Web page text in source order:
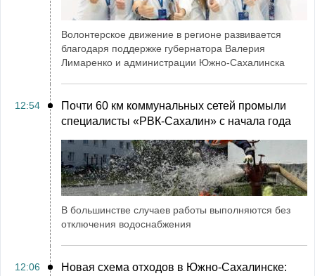
Волонтерское движение в регионе развивается
благодаря поддержке губернатора Валерия
Лимаренко и администрации Южно-Сахалинска
12:54
Почти 60 км коммунальных сетей промыли
специалисты «РВК‑Сахалин» с начала года
В большинстве случаев работы выполняются без
отключения водоснабжения
12:06
Новая схема отходов в Южно-Сахалинске: